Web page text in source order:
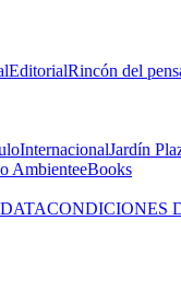
EditorialRincón del
InternacionalJardín
AmbienteeBooks
CONDICIONES